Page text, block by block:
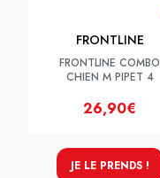
FRONTLINE
FRONTLINE COMBO
CHIEN M PIPET 4
26,90€
JE LE PRENDS !